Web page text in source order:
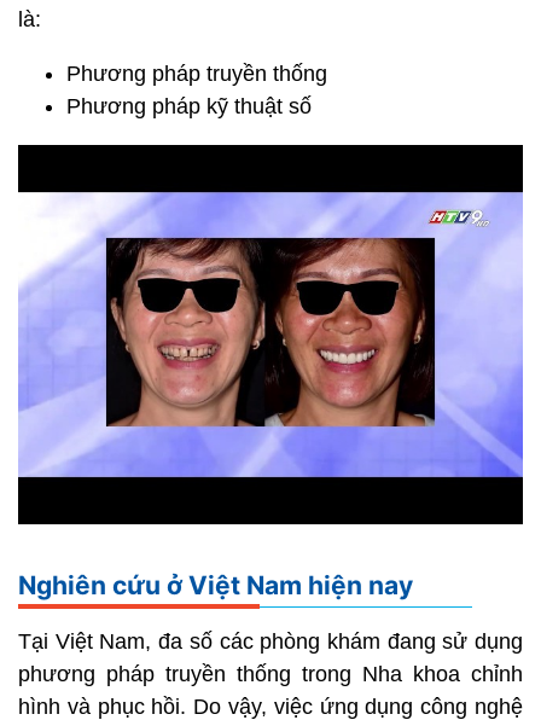
là:
Phương pháp truyền thống
Phương pháp kỹ thuật số
Nghiên cứu ở Việt Nam hiện nay
Tại Việt Nam, đa số các phòng khám đang sử dụng
phương pháp truyền thống trong Nha khoa chỉnh
hình và phục hồi. Do vậy, việc ứng dụng công nghệ